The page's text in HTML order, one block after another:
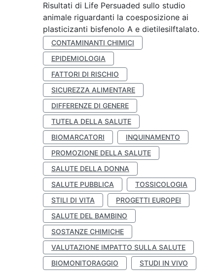
Risultati di Life Persuaded sullo studio
animale riguardanti la coesposizione ai
plasticizanti bisfenolo A e dietilesilftalato.
CONTAMINANTI CHIMICI
EPIDEMIOLOGIA
FATTORI DI RISCHIO
SICUREZZA ALIMENTARE
DIFFERENZE DI GENERE
TUTELA DELLA SALUTE
BIOMARCATORI
INQUINAMENTO
PROMOZIONE DELLA SALUTE
SALUTE DELLA DONNA
SALUTE PUBBLICA
TOSSICOLOGIA
STILI DI VITA
PROGETTI EUROPEI
SALUTE DEL BAMBINO
SOSTANZE CHIMICHE
VALUTAZIONE IMPATTO SULLA SALUTE
BIOMONITORAGGIO
STUDI IN VIVO